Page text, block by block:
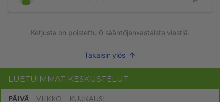
Ketjusta on poistettu 0 sääntöjenvastaista viestiä.
Takaisin ylös
LUETUIMMAT KESKUSTELUT
PÄIVÄ VIIKKO KUUKAUSI